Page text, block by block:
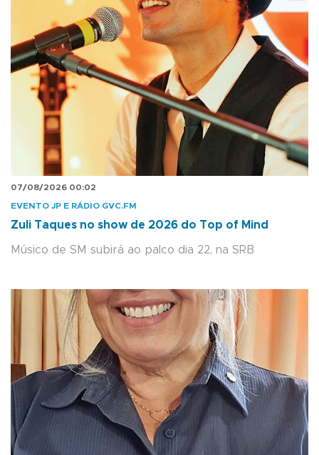
07/08/2026 00:02
EVENTO JP E RÁDIO GVC.FM
Zuli Taques no show de 2026 do Top of Mind
Músico de SM subirá ao palco dia 22, na SRB